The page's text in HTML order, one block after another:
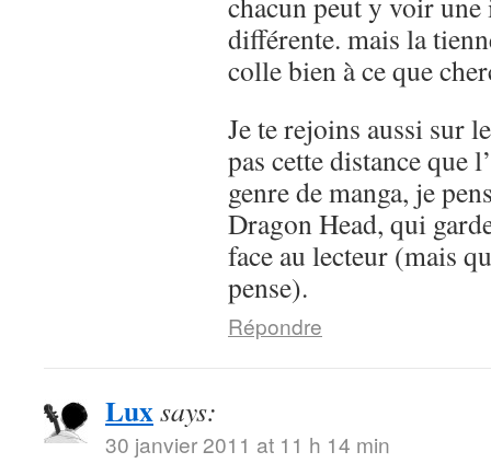
différente. mais la
colle bien à ce que
Je te rejoins aussi sur
pas cette distance que
genre de manga, je
Dragon Head, qui
face au lecteur (mais
pense).
Répondre
Luxsays:
30 janvier 2011 at 11 h 14 min